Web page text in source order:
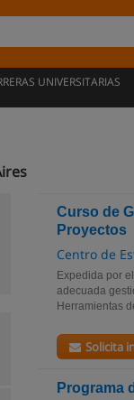
UNIVERSITARIAS
Curso de
Proyectos
Centro de
Expedida por
adecuada
Herramientas
Solicita
Programa